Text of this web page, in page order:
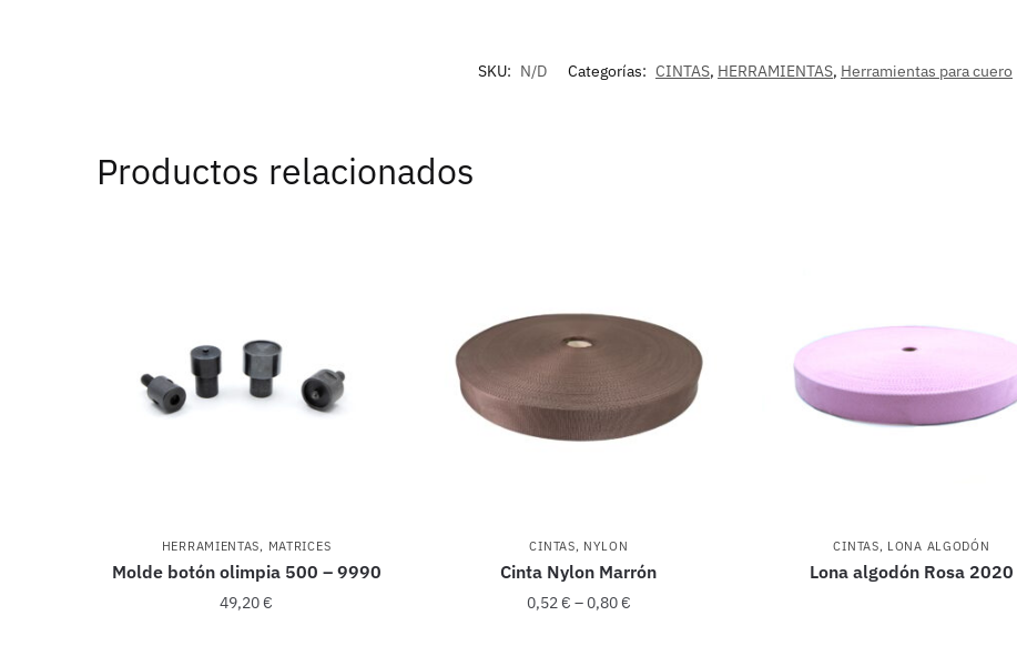
SKU: N/D Categorías: CINTAS, HERRAMIENTAS, Herramientas para cuero
Productos relacionados
HERRAMIENTAS, MATRICES
Molde botón olimpia 500 – 9990
49,20€
CINTAS, NYLON
Cinta Nylon Marrón
0,52 € –0,80€
CINTAS, LONA ALGODÓN
Lona algodón Rosa 2020